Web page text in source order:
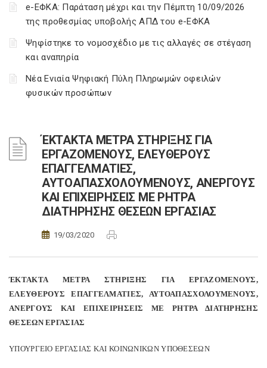
e-ΕΦΚΑ: Παράταση μέχρι και την Πέμπτη 10/09/2026
της προθεσμίας υποβολής ΑΠΔ του e-ΕΦΚΑ
Ψηφίστηκε το νομοσχέδιο με τις αλλαγές σε στέγαση
και αναπηρία
Νέα Ενιαία Ψηφιακή Πύλη Πληρωμών οφειλών
φυσικών προσώπων
ΈΚΤΑΚΤΑ ΜΕΤΡΑ ΣΤΗΡΙΞΗΣ ΓΙΑ
ΕΡΓΑΖΟΜΕΝΟΥΣ, ΕΛΕΥΘΕΡΟΥΣ
ΕΠΑΓΓΕΛΜΑΤΙΕΣ,
ΑΥΤΟΑΠΑΣΧΟΛΟΥΜΕΝΟΥΣ, ΑΝΕΡΓΟΥΣ
ΚΑΙ ΕΠΙΧΕΙΡΗΣΕΙΣ ΜΕ ΡΗΤΡΑ
ΔΙΑΤΗΡΗΣΗΣ ΘΕΣΕΩΝ ΕΡΓΑΣΙΑΣ
19/03/2020
ΈΚΤΑΚΤΑ ΜΕΤΡΑ ΣΤΗΡΙΞΗΣ ΓΙΑ ΕΡΓΑΖΟΜΕΝΟΥΣ,
ΕΛΕΥΘΕΡΟΥΣ ΕΠΑΓΓΕΛΜΑΤΙΕΣ, ΑΥΤΟΑΠΑΣΧΟΛΟΥΜΕΝΟΥΣ,
ΑΝΕΡΓΟΥΣ ΚΑΙ ΕΠΙΧΕΙΡΗΣΕΙΣ ΜΕ ΡΗΤΡΑ ΔΙΑΤΗΡΗΣΗΣ
ΘΕΣΕΩΝ ΕΡΓΑΣΙΑΣ
ΥΠΟΥΡΓΕΙΟ EΡΓΑΣΙΑΣ ΚΑΙ ΚΟΙΝΩΝΙΚΩΝ ΥΠΟΘΕΣΕΩΝ